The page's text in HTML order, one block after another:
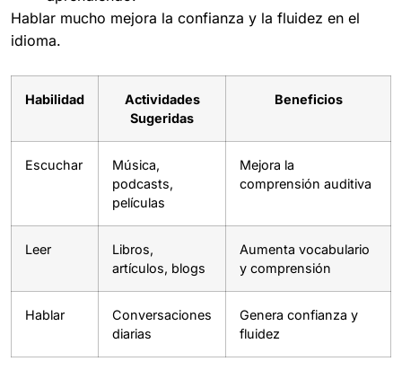
Hablar mucho mejora la confianza y la fluidez en el
idioma.
Habilidad
Actividades
Sugeridas
Beneficios
Escuchar
Música,
podcasts,
películas
Mejora la
comprensión auditiva
Leer
Libros,
artículos, blogs
Aumenta vocabulario
y comprensión
Hablar
Conversaciones
diarias
Genera confianza y
fluidez